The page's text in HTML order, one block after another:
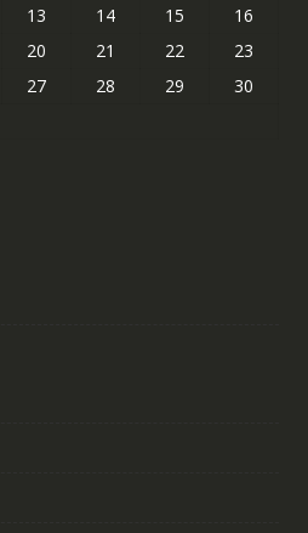
13 14 15
16
20 21 22
23
27 28 29
30